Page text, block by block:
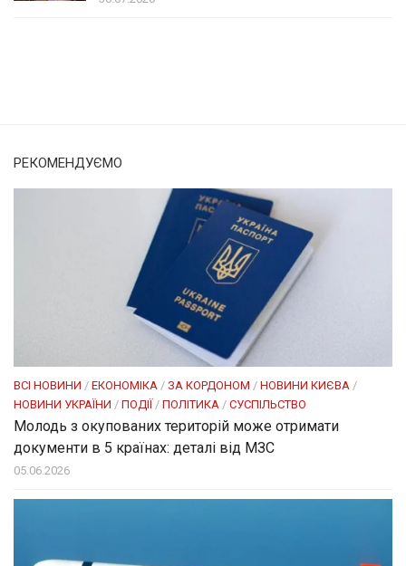
РЕКОМЕНДУЄМО
ВСІ НОВИНИ / ЕКОНОМІКА / ЗА КОРДОНОМ / НОВИНИ КИЄВА /
НОВИНИ УКРАЇНИ / ПОДІЇ / ПОЛІТИКА / СУСПІЛЬСТВО
Молодь з окупованих територій може отримати
документи в 5 країнах: деталі від МЗС
05.06.2026